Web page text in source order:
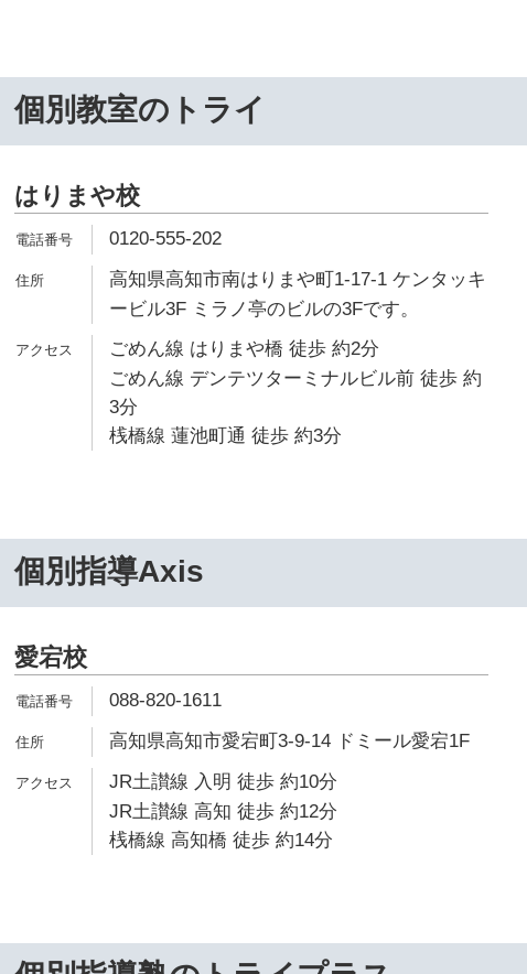
個別教室のトライ
はりまや校
0120-555-202
高知県高知市南はりまや町1-17-1 ケンタッキ
ービル3F ミラノ亭のビルの3Fです。
ごめん線 はりまや橋 徒歩 約2分
ごめん線 デンテツターミナルビル前 徒歩 約
3分
桟橋線 蓮池町通 徒歩 約3分
個別指導Axis
愛宕校
088-820-1611
高知県高知市愛宕町3-9-14 ドミール愛宕1F
JR土讃線 入明 徒歩 約10分
JR土讃線 高知 徒歩 約12分
桟橋線 高知橋 徒歩 約14分